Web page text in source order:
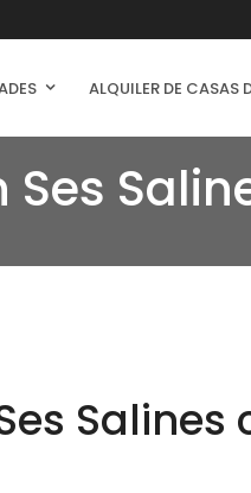
ALQUILER DE CASAS